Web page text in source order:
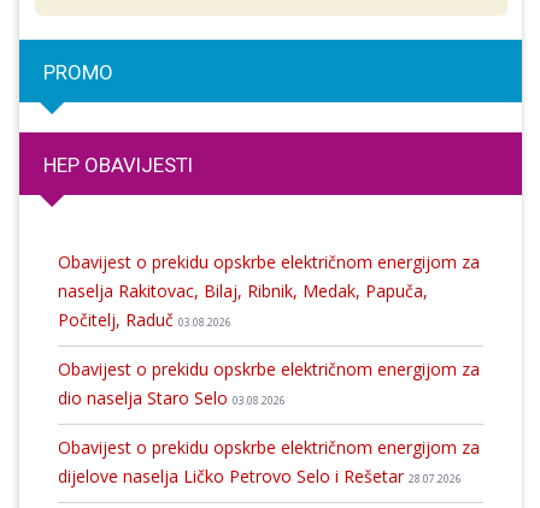
PROMO
HEP OBAVIJESTI
Obavijest o prekidu opskrbe električnom energijom za
naselja Rakitovac, Bilaj, Ribnik, Medak, Papuča,
Počitelj, Raduč 03.08.2026
Obavijest o prekidu opskrbe električnom energijom za
dio naselja Staro Selo 03.08.2026
Obavijest o prekidu opskrbe električnom energijom za
dijelove naselja Ličko Petrovo Selo i Rešetar 28.07.2026